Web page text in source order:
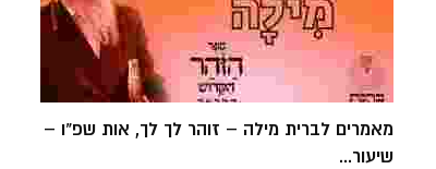
מאמרים לברית מילה – זוהר לך לך, אות שפ"ו –
שיעור...